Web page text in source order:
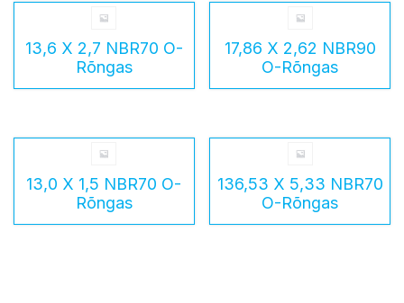
13,6 X 2,7 NBR70 O-
Rõngas
17,86 X 2,62 NBR90
O-Rõngas
13,0 X 1,5 NBR70 O-
Rõngas
136,53 X 5,33 NBR70
O-Rõngas